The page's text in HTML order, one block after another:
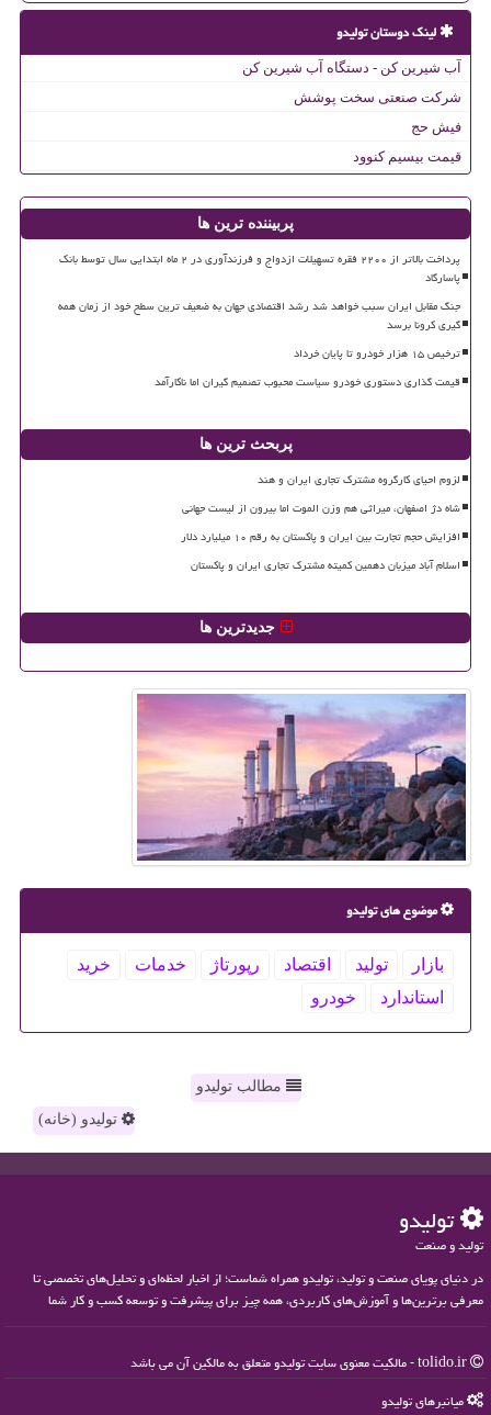
لینک دوستان تولیدو
آب شیرین کن - دستگاه آب شیرین کن
شرکت صنعتی سخت پوشش
فیش حج
قیمت بیسیم کنوود
پربیننده ترین ها
پرداخت بالاتر از ۲۲۰۰ فقره تسهیلات ازدواج و فرزندآوری در ۲ ماه ابتدایی سال توسط بانک
پاسارگاد
جنگ مقابل ایران سبب خواهد شد رشد اقتصادی جهان به ضعیف ترین سطح خود از زمان همه
گیری کرونا برسد
ترخیص ۱۵ هزار خودرو تا پایان خرداد
قیمت گذاری دستوری خودرو سیاست محبوب تصمیم گیران اما ناکارآمد
پربحث ترین ها
لزوم احیای کارگروه مشترک تجاری ایران و هند
شاه دژ اصفهان، میراثی هم وزن الموت اما بیرون از لیست جهانی
افزایش حجم تجارت بین ایران و پاکستان به رقم ۱۰ میلیارد دلار
اسلام آباد میزبان دهمین کمیته مشترک تجاری ایران و پاکستان
جدیدترین ها
موضوع های تولیدو
بازار تولید اقتصاد رپورتاژ خدمات
خرید
استاندارد
خودرو
مطالب تولیدو
تولیدو (خانه)
تولیدو
تولید و صنعت
در دنیای پویای صنعت و تولید، تولیدو همراه شماست؛ از اخبار لحظه‌ای و تحلیل‌های تخصصی تا
معرفی برترین‌ها و آموزش‌های کاربردی، همه چیز برای پیشرفت و توسعه کسب و کار شما
میانبرهای تولیدو